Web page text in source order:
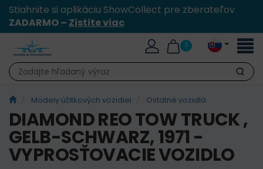
Stiahnite si aplikáciu ShowCollect pre zberateľov
ZADARMO – Zistite viac
0
Hľadať
Modely úžitkových vozidiel Ostatné vozidlá
DIAMOND REO TOW TRUCK ,
GELB-SCHWARZ, 1971 -
VYPROSŤOVACIE VOZIDLO